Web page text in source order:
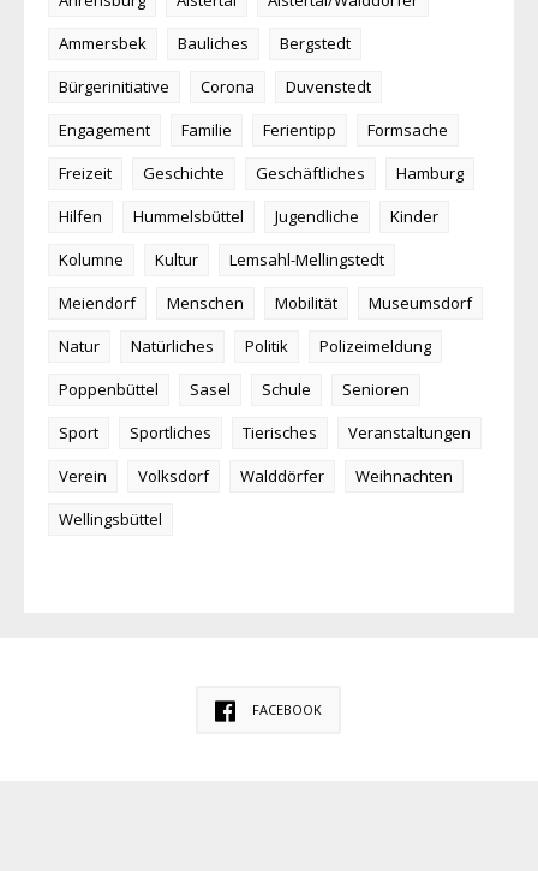
Ammersbek
Bauliches
Bergstedt
Bürgerinitiative
Corona
Duvenstedt
Engagement
Familie Ferientipp
Formsache
Freizeit
Geschichte Geschäftliches
Hamburg
Hilfen
Hummelsbüttel Jugendliche
Kinder
Kolumne
Kultur
Lemsahl-Mellingstedt
Meiendorf
Menschen Mobilität
Museumsdorf
Natur
Natürliches Politik
Polizeimeldung
Poppenbüttel
Sasel Schule
Senioren
Sport
Sportliches Tierisches
Veranstaltungen
Verein
Volksdorf Walddörfer
Weihnachten
Wellingsbüttel
FACEBOOK